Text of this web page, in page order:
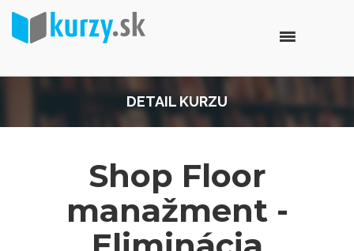
DETAIL KURZU
Shop Floor
manažment -